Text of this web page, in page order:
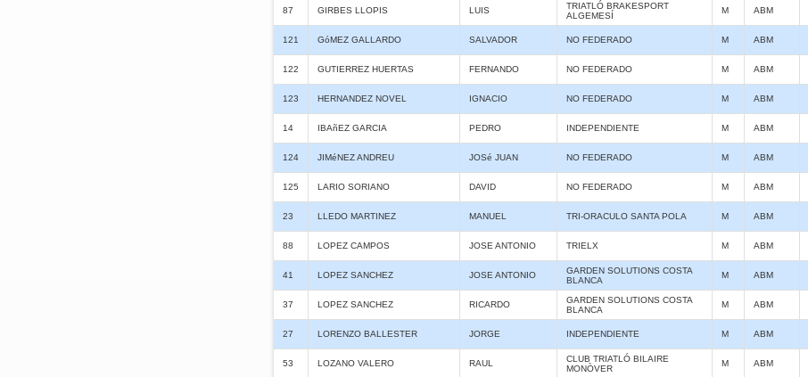
87 GIRBES LLOPIS LUIS
TRIATLÓ BRAKESPORT
ALGEMESÍ
M ABM
121 GóMEZ GALLARDO SALVADOR NO FEDERADO M ABM
122 GUTIERREZ HUERTAS FERNANDO NO FEDERADO M ABM
123 HERNANDEZ NOVEL IGNACIO NO FEDERADO M ABM
14 IBAñEZ GARCIA PEDRO INDEPENDIENTE M ABM
124 JIMéNEZ ANDREU JOSé JUAN NO FEDERADO M ABM
125 LARIO SORIANO DAVID NO FEDERADO M ABM
23 LLEDO MARTINEZ MANUEL TRI-ORACULO SANTA POLA M ABM
88 LOPEZ CAMPOS JOSE ANTONIO TRIELX M ABM
41 LOPEZ SANCHEZ JOSE ANTONIO
GARDEN SOLUTIONS COSTA
BLANCA
M ABM
37 LOPEZ SANCHEZ RICARDO
GARDEN SOLUTIONS COSTA
BLANCA
M ABM
27 LORENZO BALLESTER JORGE INDEPENDIENTE M ABM
53 LOZANO VALERO RAUL
CLUB TRIATLÓ BILAIRE
MONÒVER
M ABM